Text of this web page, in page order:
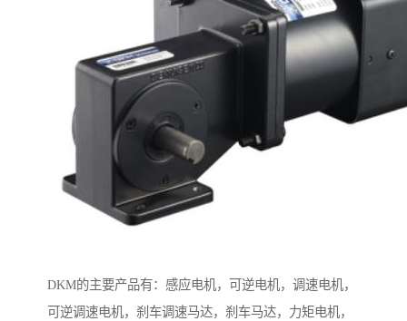
DKM的主要产品有：感应电机，可逆电机，调速电机，
可逆调速电机，刹车调速马达，刹车马达，力矩电机，